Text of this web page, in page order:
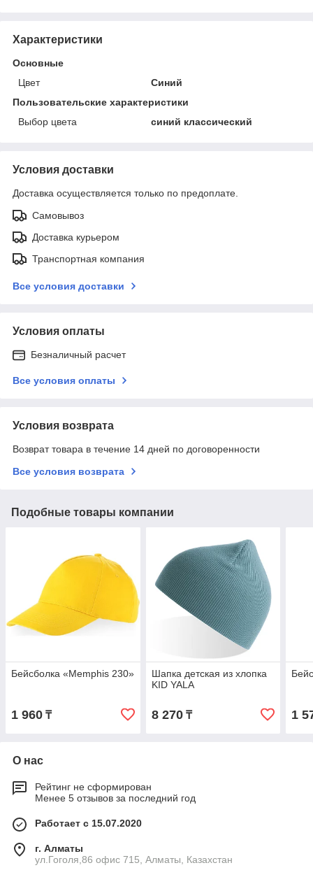
Характеристики
Основные
Цвет
Синий
Пользовательские характеристики
Выбор цвета
синий классический
Условия доставки
Доставка осуществляется только по предоплате.
Самовывоз
Доставка курьером
Транспортная компания
Все условия доставки
Условия оплаты
Безналичный расчет
Все условия оплаты
Условия возврата
Возврат товара в течение 14 дней по договоренности
Все условия возврата
Подобные товары компании
Бейсболка «Memphis 230»
1 960 ₸
Шапка детская из хлопка
KID YALA
8 270₸ 1
О нас
Рейтинг не сформирован
Менее 5 отзывов за последний год
Работает с 15.07.2020
г. Алматы
ул.Гоголя,86 офис 715, Алматы, Казахстан